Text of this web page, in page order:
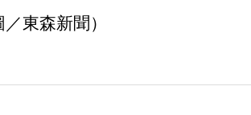
／東森新聞）